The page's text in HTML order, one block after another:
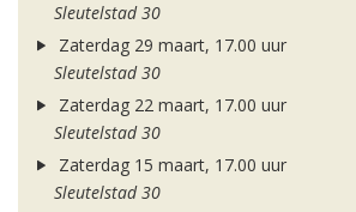
Sleutelstad 30
Zaterdag 29 maart, 17.00 uur
Sleutelstad 30
Zaterdag 22 maart, 17.00 uur
Sleutelstad 30
Zaterdag 15 maart, 17.00 uur
Sleutelstad 30